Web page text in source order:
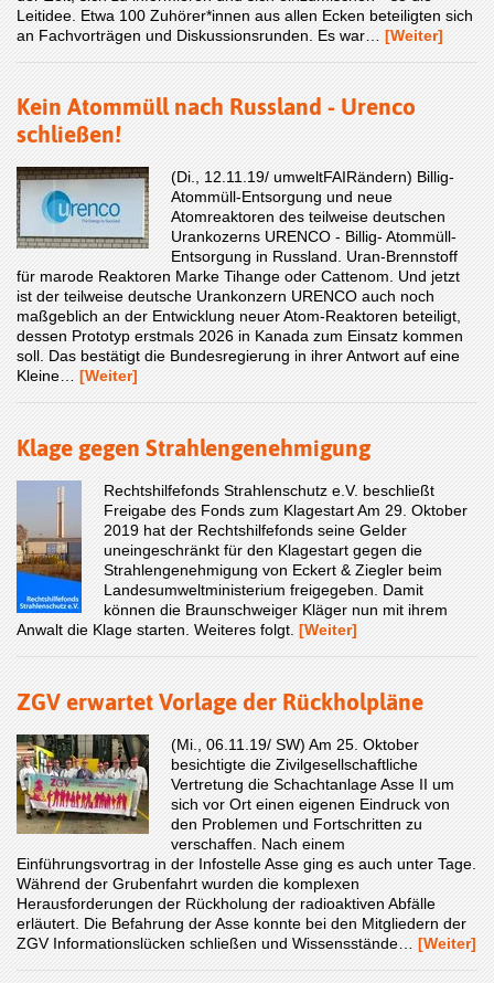
Leitidee. Etwa 100 Zuhörer*innen aus allen Ecken beteiligten sich
an Fachvorträgen und Diskussionsrunden. Es war… [Weiter]
Kein Atommüll nach Russland - Urenco
schließen!
(Di., 12.11.19/ umweltFAIRändern) Billig-
Atommüll-Entsorgung und neue
Atomreaktoren des teilweise deutschen
Urankozerns URENCO - Billig- Atommüll-
Entsorgung in Russland. Uran-Brennstoff
für marode Reaktoren Marke Tihange oder Cattenom. Und jetzt
ist der teilweise deutsche Urankonzern URENCO auch noch
maßgeblich an der Entwicklung neuer Atom-Reaktoren beteiligt,
dessen Prototyp erstmals 2026 in Kanada zum Einsatz kommen
soll. Das bestätigt die Bundesregierung in ihrer Antwort auf eine
Kleine… [Weiter]
Klage gegen Strahlengenehmigung
Rechtshilfefonds Strahlenschutz e.V. beschließt
Freigabe des Fonds zum Klagestart Am 29. Oktober
2019 hat der Rechtshilfefonds seine Gelder
uneingeschränkt für den Klagestart gegen die
Strahlengenehmigung von Eckert & Ziegler beim
Landesumweltministerium freigegeben. Damit
können die Braunschweiger Kläger nun mit ihrem
Anwalt die Klage starten. Weiteres folgt. [Weiter]
ZGV erwartet Vorlage der Rückholpläne
(Mi., 06.11.19/ SW) Am 25. Oktober
besichtigte die Zivilgesellschaftliche
Vertretung die Schachtanlage Asse II um
sich vor Ort einen eigenen Eindruck von
den Problemen und Fortschritten zu
verschaffen. Nach einem
Einführungsvortrag in der Infostelle Asse ging es auch unter Tage.
Während der Grubenfahrt wurden die komplexen
Herausforderungen der Rückholung der radioaktiven Abfälle
erläutert. Die Befahrung der Asse konnte bei den Mitgliedern der
ZGV Informationslücken schließen und Wissensstände… [Weiter]